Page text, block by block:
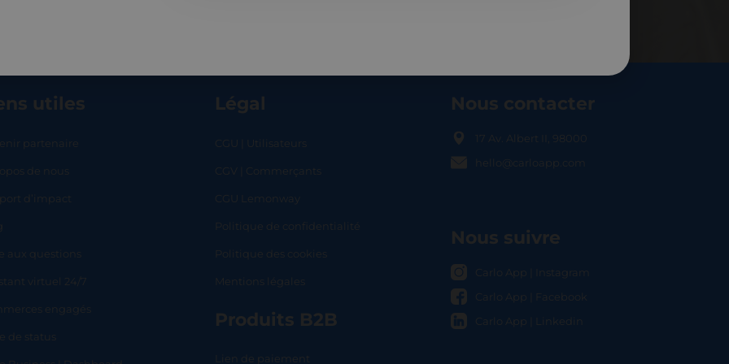
utiles
partenaire
de nous
d’impact
aux questions
virtuel 24/7
engagés
de status
Légal
CGU | Utilisateurs
CGV | Commerçants
CGU Lemonway
Politique de confidentialité
Politique des cookies
Mentions légales
Produits B2B
Lien de paiement
Nous contacter
17 Av. Albert II, 98000
hello@carloapp.com
Nous suivre
Carlo App | Instagram
Carlo App | Facebook
Carlo App | Linkedin
SHOPLOCAL